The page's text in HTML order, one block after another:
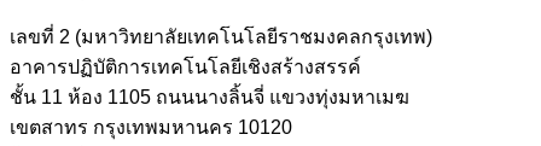
เลขที่ 2 (มหาวิทยาลัยเทคโนโลยีราชมงคลกรุงเทพ)
อาคารปฏิบัติการเทคโนโลยีเชิงสร้างสรรค์
ชั้น 11 ห้อง 1105 ถนนนางลิ้นจี่ แขวงทุ่งมหาเมฆ
เขตสาทร กรุงเทพมหานคร 10120